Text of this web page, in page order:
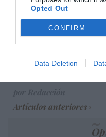
Opted Out
CONFIRM
Data Deletion
DIARIO DE LA
Oír se manifiesta
Artículos anteriores